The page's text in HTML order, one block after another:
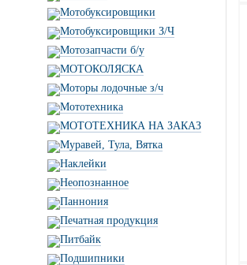
Мотобуксировщики
Мотобуксировщики З/Ч
Мотозапчасти б/у
МОТОКОЛЯСКА
Моторы лодочные з/ч
Мототехника
МОТОТЕХНИКА НА ЗАКАЗ
Муравей, Тула, Вятка
Наклейки
Неопознанное
Паннония
Печатная продукция
Питбайк
Подшипники